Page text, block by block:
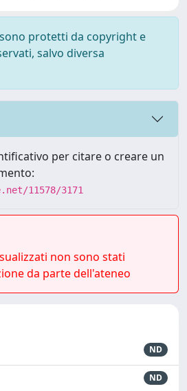
protetti da copyright e
salvo diversa
per citare o creare un
11578/3171
non sono stati
da parte dell'ateneo
ND
ND